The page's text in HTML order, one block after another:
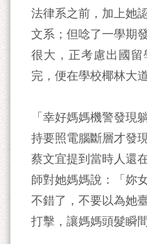
法律系之前，加上她
文系；但唸了一學期
很大，正考慮出國
完，便在學校椰林大
「幸好媽媽機警發現
持要照電腦斷層才發
蔡文宜提到當時人還
師對她媽媽說：「妳
不錯了，不要以為她
打擊，讓媽媽頭髮瞬